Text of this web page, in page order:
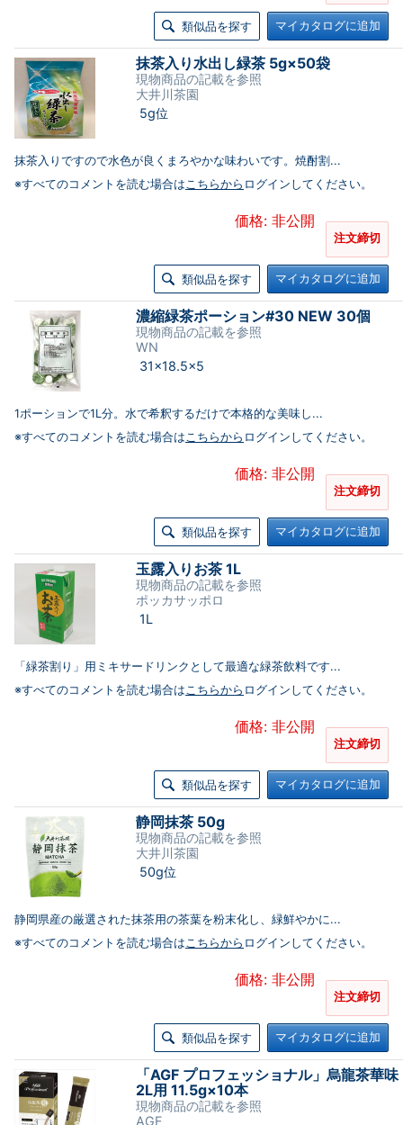
類似品を探す マイカタログに追加
抹茶入り水出し緑茶 5g×50袋
現物商品の記載を参照
大井川茶園
5g位
抹茶入りですので水色が良くまろやかな味わいです。焼酎割...
※すべてのコメントを読む場合はこちらから ログインしてください。
価格: 非公開
注文締切
類似品を探す マイカタログに追加
濃縮緑茶ポーション#30 NEW 30個
現物商品の記載を参照
WN
31×18.5×5
1ポーションで1L分。水で希釈するだけで本格的な美味し...
※すべてのコメントを読む場合はこちらから ログインしてください。
価格: 非公開
注文締切
類似品を探す マイカタログに追加
玉露入りお茶 1L
現物商品の記載を参照
ポッカサッポロ
1L
「緑茶割り」用ミキサードリンクとして最適な緑茶飲料です...
※すべてのコメントを読む場合はこちらから ログインしてください。
価格: 非公開
注文締切
類似品を探す マイカタログに追加
静岡抹茶 50g
現物商品の記載を参照
大井川茶園
50g位
静岡県産の厳選された抹茶用の茶葉を粉末化し、緑鮮やかに...
※すべてのコメントを読む場合はこちらから ログインしてください。
価格: 非公開
注文締切
類似品を探す マイカタログに追加
「AGF プロフェッショナル」烏龍茶華味
2L用 11.5g×10本
現物商品の記載を参照
AGF